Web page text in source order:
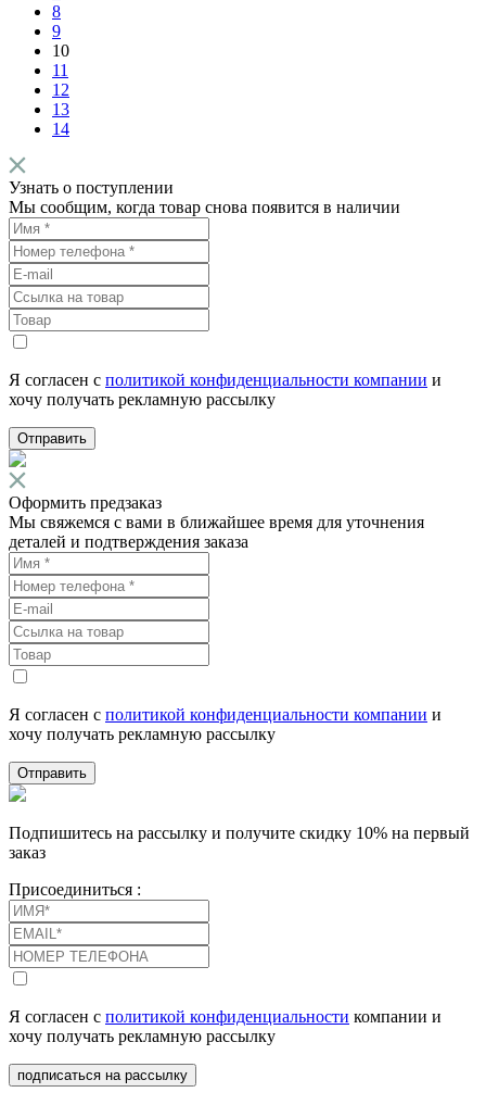
8
9
10
11
12
13
14
Узнать о поступлении
Мы сообщим, когда товар снова появится в наличии
Я согласен с политикой конфиденциальности компании и
хочу получать рекламную рассылку
Отправить
Оформить предзаказ
Мы свяжемся с вами в ближайшее время для уточнения
деталей и подтверждения заказа
Я согласен с политикой конфиденциальности компании и
хочу получать рекламную рассылку
Отправить
Подпишитесь на рассылку и получите скидку 10% на первый
заказ
Присоединиться :
Я согласен с политикой конфиденциальности компании и
хочу получать рекламную рассылку
подписаться на рассылку